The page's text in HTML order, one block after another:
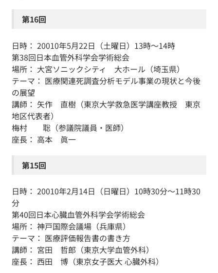
第16回
日時： 20010年5月22日（土曜日）13時～14時
第38回日本血管外科学会学術総会
場所： 大宮ソニックシティ 大ホール（埼玉県）
テーマ： 医療関連死調査分析モデル事業の現状と今後
の展望
講師： 矢作 直樹（東京大学救急医学講座教授 東京
地区代表者）
梅村 聡（参議院議員・医師）
座長： 高本 眞一
第15回
日時： 20010年2月14日（日曜日）10時30分～11時30
分
第40回日本心臓血管外科学会学術総会
場所： 神戸国際会議場（兵庫県）
テーマ： 医療評価報告書の書き方
講師： 宮田 哲郎（東京大学血管外科）
座長： 西田 博（東京女子医大 心臓外科）